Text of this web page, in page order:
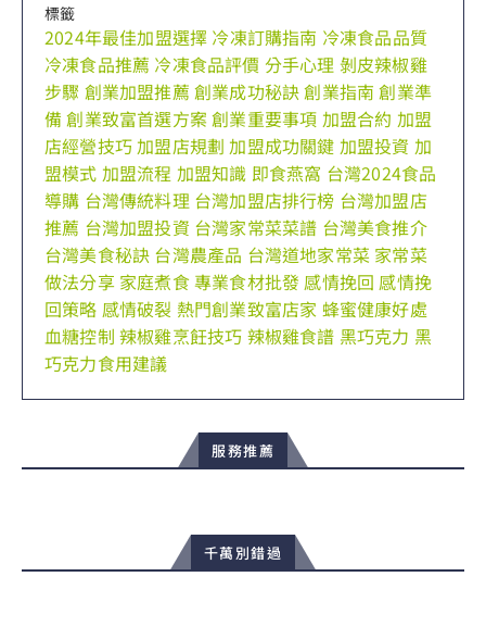
標籤
2024年最佳加盟選擇 冷凍訂購指南 冷凍食品品質
冷凍食品推薦 冷凍食品評價 分手心理 剝皮辣椒雞
步驟 創業加盟推薦 創業成功秘訣創業指南 創業準
備創業致富首選方案創業重要事項 加盟合約 加盟
店經營技巧加盟店規劃 加盟成功關鍵 加盟投資 加
盟模式 加盟流程 加盟知識 即食燕窩 台灣2024食品
導購 台灣傳統料理 台灣加盟店排行榜 台灣加盟店
推薦 台灣加盟投資 台灣家常菜菜譜 台灣美食推介
台灣美食秘訣 台灣農產品 台灣道地家常菜 家常菜
做法分享 家庭煮食專業食材批發感情挽回 感情挽
回策略 感情破裂 熱門創業致富店家 蜂蜜健康好處
血糖控制 辣椒雞烹飪技巧 辣椒雞食譜 黑巧克力 黑
巧克力食用建議
服務推薦
千萬別錯過